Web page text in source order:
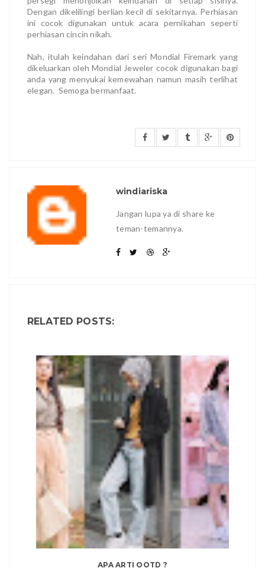
Dengan dikelilingi berlian kecil di sekitarnya. Perhiasan
ini cocok digunakan untuk acara pernikahan seperti
perhiasan cincin nikah.
Nah, itulah keindahan dari seri Mondial Firemark yang
dikeluarkan oleh Mondial Jeweler cocok digunakan bagi
anda yang menyukai kemewahan namun masih terlihat
elegan. Semoga bermanfaat.
windiariska
Jangan lupa ya di share ke
teman-temannya.
RELATED POSTS:
APA ARTI OOTD ?